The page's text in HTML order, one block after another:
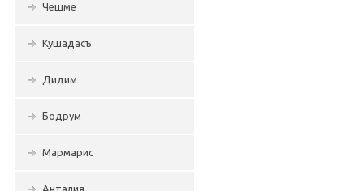
Чешме
Кушадасъ
Дидим
Бодрум
Мармарис
Анталия